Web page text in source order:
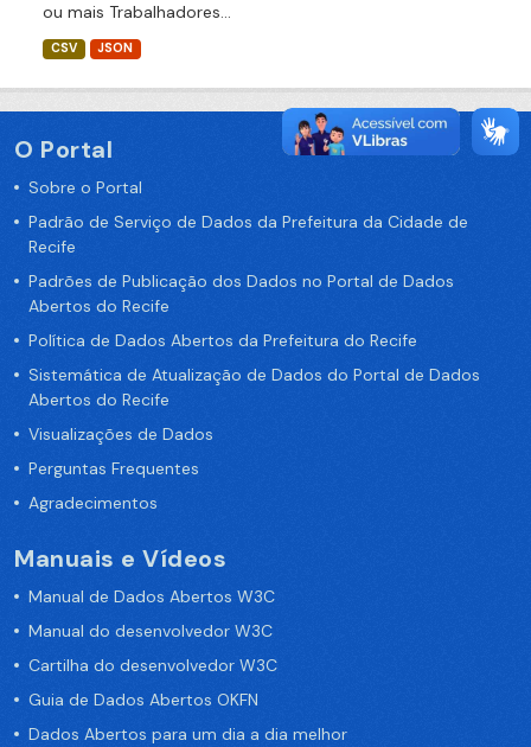
ou mais Trabalhadores...
CSV JSON
O Portal
Sobre o Portal
Padrão de Serviço de Dados da Prefeitura da Cidade de
Recife
Padrões de Publicação dos Dados no Portal de Dados
Abertos do Recife
Política de Dados Abertos da Prefeitura do Recife
Sistemática de Atualização de Dados do Portal de Dados
Abertos do Recife
Visualizações de Dados
Perguntas Frequentes
Agradecimentos
Manuais e Vídeos
Manual de Dados Abertos W3C
Manual do desenvolvedor W3C
Cartilha do desenvolvedor W3C
Guia de Dados Abertos OKFN
Dados Abertos para um dia a dia melhor